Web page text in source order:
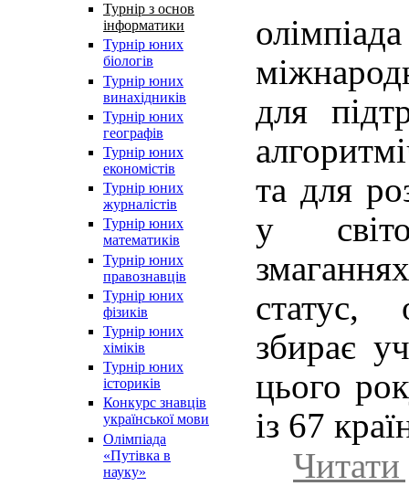
Турнір з основ
інформатики
Турнір юних
біологів
Турнір юних
винахідників
Турнір юних
географів
Турнір юних
економістів
Турнір юних
журналістів
Турнір юних
математиків
Турнір юних
правознавців
Турнір юних
фізиків
Турнір юних
хіміків
Турнір юних
істориків
Конкурс знавців
української мови
Олімпіада
«Путівка в
науку»
для
та для
у
статус,
збирає
цього
із 67